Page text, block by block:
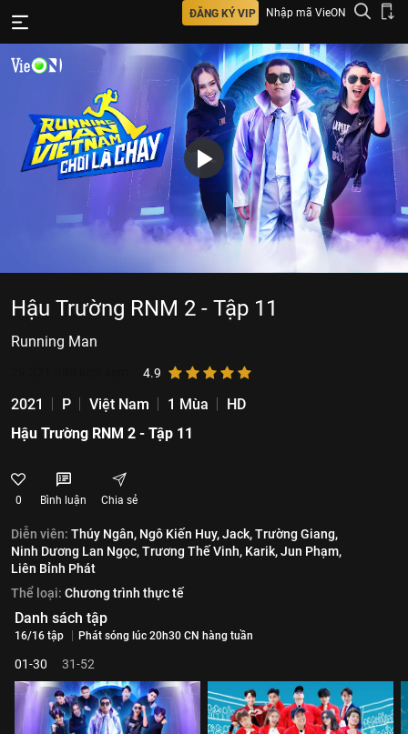
ĐĂNG KÝ VIP Nhập mã VieON
Hậu Trường RNM 2 - Tập 11
Running Man
4.9
2021 P Việt Nam 1 Mùa
HD
Hậu Trường RNM 2 - Tập 11
0 Bình luận Chia sẻ
Diễn viên: Thúy Ngân, Ngô Kiến Huy,Jack,Trường Giang,
Ninh Dương Lan Ngọc,Trương Thế Vinh, Karik,Jun Phạm,
Liên Bỉnh Phát
Thể loại: Chương trình thực tế
Danh sách tập
16/16 tập Phát sóng lúc 20h30 CN hàng tuần
01-30 31-52